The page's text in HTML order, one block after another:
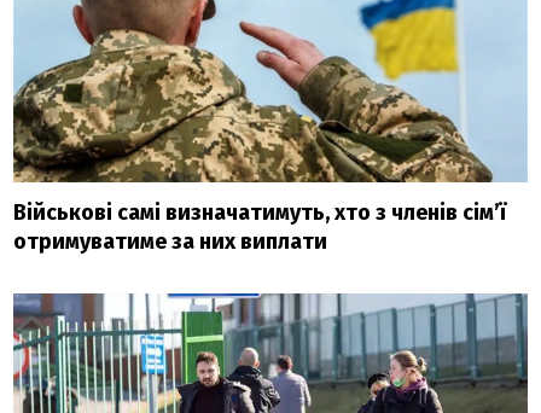
Військові самі визначатимуть, хто з членів сім’ї
отримуватиме за них виплати